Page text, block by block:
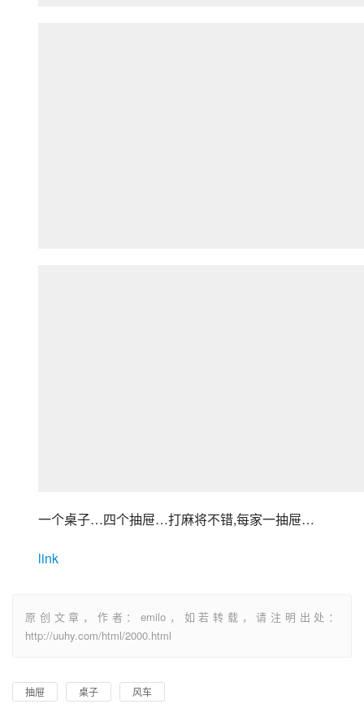
一个桌子…四个抽屉…打麻将不错,每家一抽屉…
link
原创文章，作者：emilo，如若转载，请注明出处：
http://uuhy.com/html/2000.html
抽屉 桌子 风车